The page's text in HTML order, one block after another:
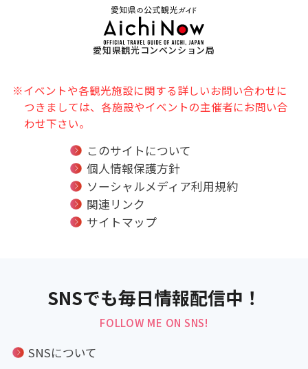
愛知県観光コンベンション局
※イベントや各観光施設に関する詳しいお問い合わせに
つきましては、各施設やイベントの主催者にお問い合
わせ下さい。
このサイトについて
個人情報保護方針
ソーシャルメディア利用規約
関連リンク
サイトマップ
SNSでも毎日情報配信中！
FOLLOW ME ON SNS!
SNSについて